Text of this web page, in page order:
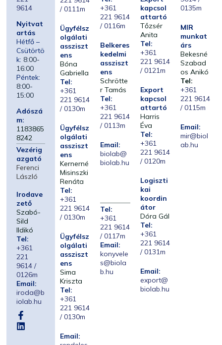
9614
Nyitvat
artás
Hétfő –
Csütörtö
k: 8:00-
16:00
Péntek:
8:00-
15:00
Adószá
m:
1183865
8242
Vezérig
azgató
Ferenci
László
Irodave
zető
Szabó-
Sild
Ildikó
Tel:
+361
221
9614 /
0126m
Email:
iroda@b
iolab.hu
/ 0111m
Ügyfélsz
olgálati
assziszt
ens
Bóna
Gabriella
Tel:
+361
221 9614
/ 0130m
Ügyfélsz
olgálati
assziszt
ens
Kernerné
Misinszki
Renáta
Tel:
+361
221 9614
/ 0130m
Ügyfélsz
olgálati
assziszt
ens
Sima
Kriszta
Tel:
+361
221 9614
/ 0130m
Email:
+361
221 9614
/ 0116m
Belkeres
kedelmi
assziszt
ens
Schrötte
r Tamás
Tel:
+361
221 9614
/ 0113m
Email:
biolab@
biolab.hu
Tel:
+361
221 9614
/ 0117m
Email:
konyvele
s@biola
b.hu
kapcsol
attartó
Tőzsér
Anita
Tel:
+361
221 9614
/ 0121m
Export
kapcsol
attartó
Harris
Éva
Tel:
+361
221 9614
/ 0120m
Logiszti
kai
koordin
átor
Dóra Gál
Tel:
+361
221 9614
/ 0131m
Email:
export@
biolab.hu
0135m
MIR
munkat
árs
Bekesné
Szabad
os Anikó
Tel:
+361
221 9614
/ 0115m
Email:
mir@biol
ab.hu